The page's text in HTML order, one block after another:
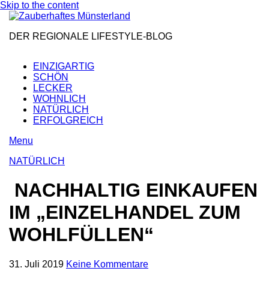
Skip to the content
DER REGIONALE LIFESTYLE-BLOG
EINZIGARTIG
SCHÖN
LECKER
WOHNLICH
NATÜRLICH
ERFOLGREICH
Menu
NATÜRLICH
NACHHALTIG EINKAUFEN
IM „EINZELHANDEL ZUM
WOHLFÜLLEN“
31. Juli 2019 Keine Kommentare